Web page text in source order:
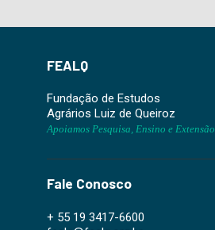
FEALQ
Fundação de Estudos
Agrários Luiz de Queiroz
Apoiamos Pesquisa, Ensino e Extensão
Fale Conosco
+ 55 19 3417-6600